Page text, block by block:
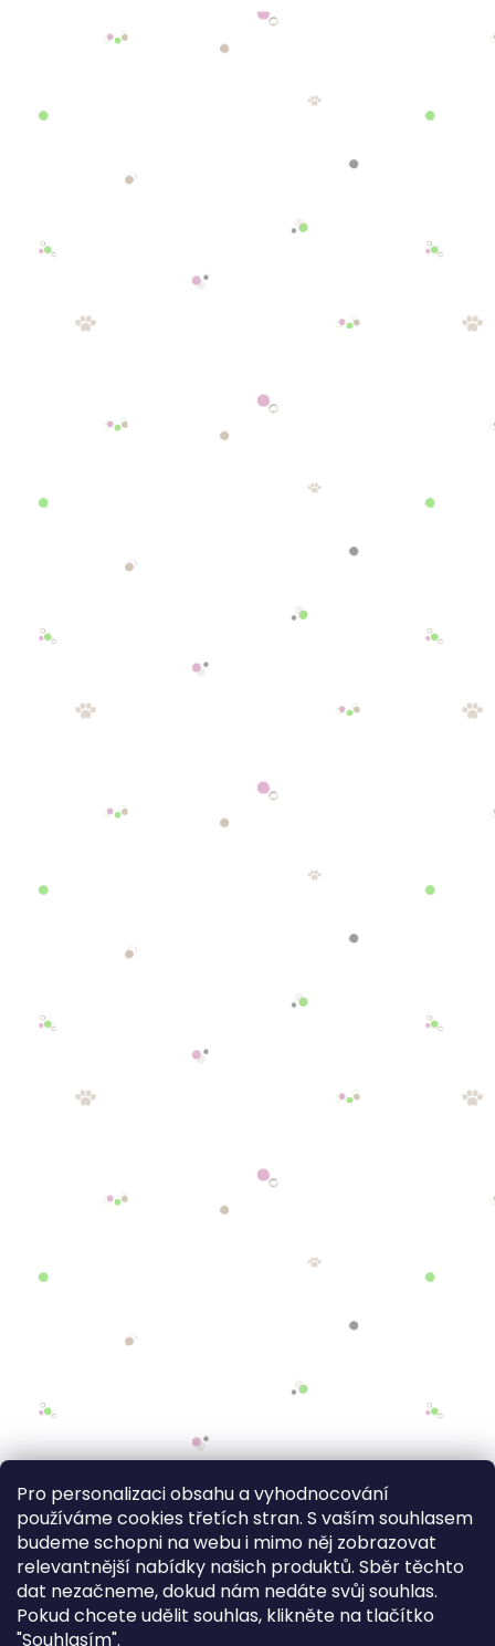
Pro personalizaci obsahu a vyhodnocování
používáme cookies třetích stran. S vaším souhlasem
budeme schopni na webu i mimo něj zobrazovat
relevantnější nabídky našich produktů. Sběr těchto
dat nezačneme, dokud nám nedáte svůj souhlas.
Pokud chcete udělit souhlas, klikněte na tlačítko
"Souhlasím".